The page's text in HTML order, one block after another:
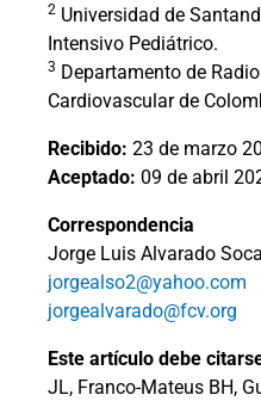
2 Universidad de
Intensivo Pediátrico.
3 Departamento de
Cardiovascular de
Recibido: 23 de marzo
Aceptado: 09 de abril
Correspondencia
Jorge Luis Alvarado
jorgealso2@yahoo.com
jorgealvarado@fcv.org
Este artículo debe
JL, Franco-Mateus BH,